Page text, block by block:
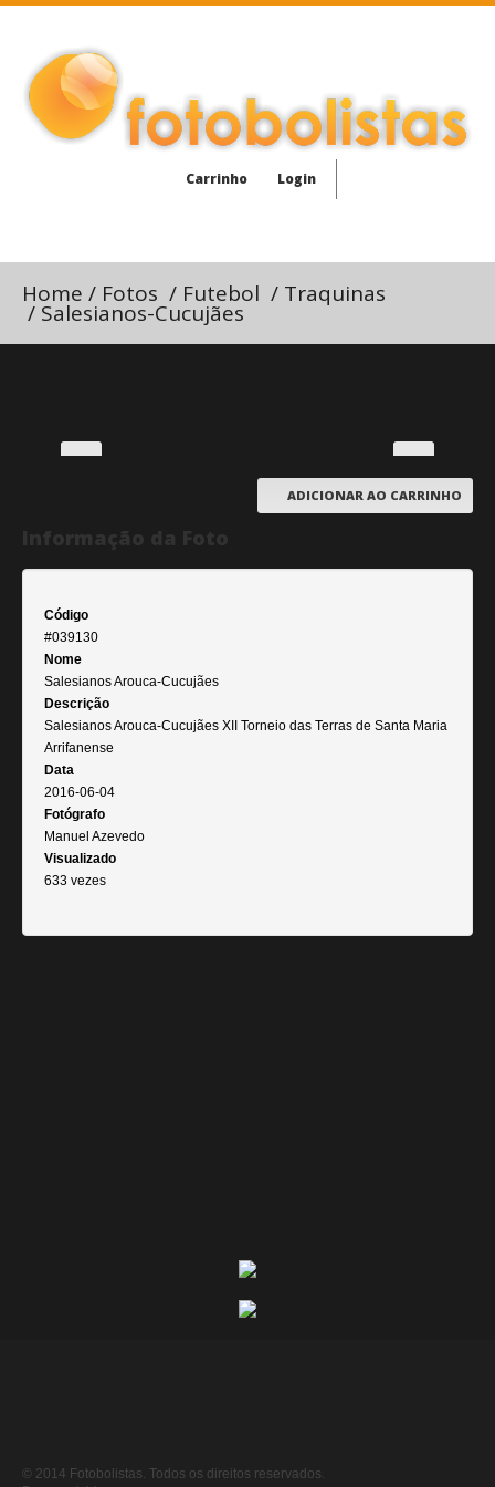
Carrinho Login
Home / Fotos / Futebol / Traquinas
/ Salesianos-Cucujães
ADICIONAR AO CARRINHO
Código
#039130
Nome
Salesianos Arouca-Cucujães
Descrição
Salesianos Arouca-Cucujães XII Torneio das Terras de Santa Maria
Arrifanense
Data
2016-06-04
Fotógrafo
Manuel Azevedo
Visualizado
633 vezes
© 2014 Fotobolistas. Todos os direitos reservados.